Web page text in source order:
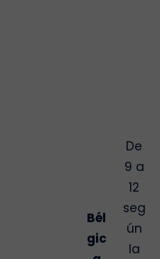
Bél
gic
De
9 a
12
seg
ún
la